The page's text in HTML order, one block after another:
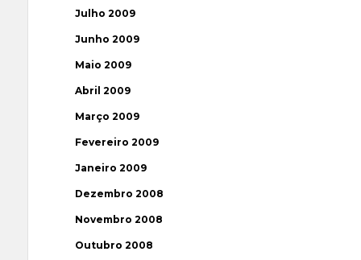
Julho 2009
Junho 2009
Maio 2009
Abril 2009
Março 2009
Fevereiro 2009
Janeiro 2009
Dezembro 2008
Novembro 2008
Outubro 2008